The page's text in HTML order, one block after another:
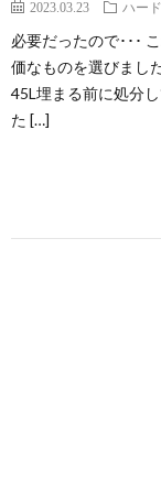
2023.03.23 ハー
必要だったので･･･
価なものを選びまし
45L埋まる前に処分
た […]